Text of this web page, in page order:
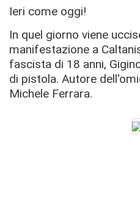
Ieri come oggi!
In quel giorno viene
manifestazione a
fascista di 18 anni,
di pistola. Autore
Michele Ferrara.